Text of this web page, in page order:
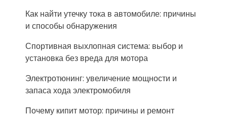
Как найти утечку тока в автомобиле: причины
и способы обнаружения
Спортивная выхлопная система: выбор и
установка без вреда для мотора
Электротюнинг: увеличение мощности и
запаса хода электромобиля
Почему кипит мотор: причины и ремонт